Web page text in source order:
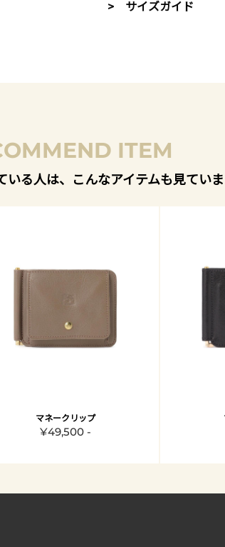
> サイズガイド
ITEM
いる人は、こんなアイテムも見てい
マネークリップ
¥49,500 -